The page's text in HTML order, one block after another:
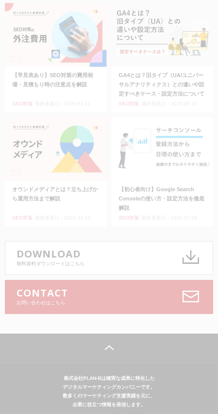
【早見表あり】SEO対策の費用相
場・見積もり時の注意点を解説
SEO対策
GA4とは？旧タイプ（UA/ユニバー
サルアナリティクス）との違いや設
定すべきケース・設定方法について
SEO対策
オウンドメディアとは？立ち上げか
ら運用方法まで解説
SEO対策
【初心者向け】Google Search
Consoleの使い方・設定方法を徹底
解説
SEO対策
DOWNLOAD
無料資料ダウンロードはこちら
CONTACT
お問い合わせはこちら
株式会社PLAN-Bは確実な成果に特化した
デジタルマーケティングカンパニーです。
数多くのマーケティング支援実績を元に、
企業に役立つ情報を発信します。